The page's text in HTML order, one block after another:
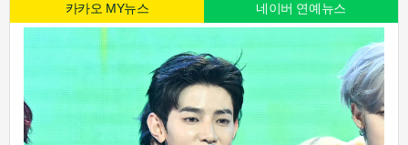
카카오 MY뉴스 네이버 연예뉴스